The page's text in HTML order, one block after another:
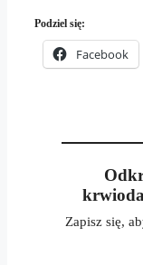
Podziel się:
Facebook
Zapisz się,